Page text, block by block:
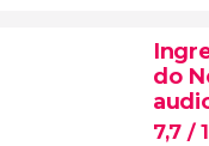
do
7,7 /